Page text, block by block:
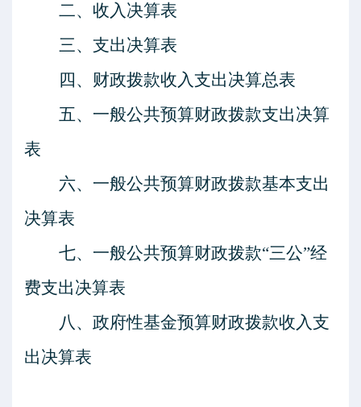
二、收入决算表
三、支出决算表
四、财政拨款收入支出决算总表
五、一般公共预算财政拨款支出决算
表
六、一般公共预算财政拨款基本支出
决算表
七、一般公共预算财政拨款“三公”经
费支出决算表
八、政府性基金预算财政拨款收入支
出决算表